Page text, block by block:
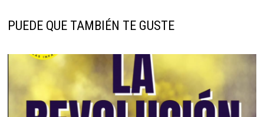
PUEDE QUE TAMBIÉN TE GUSTE